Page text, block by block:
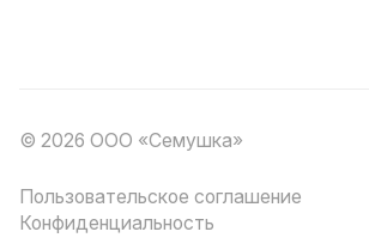
© 2026 ООО «Семушка»
Пользовательское соглашение
Конфиденциальность